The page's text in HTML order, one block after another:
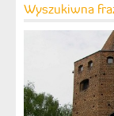
Wyszukiwna